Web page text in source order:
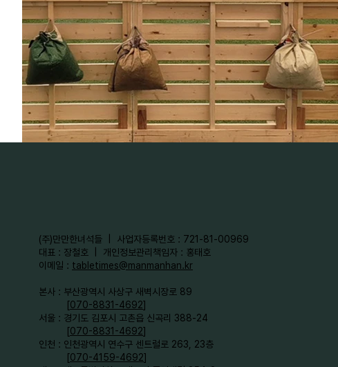
​(주)만만한녀석들 | 사업자등록번호 : 721-81-00969
대표 : 장철호 | 개인정보관리책임자 : 홍태호
이메일 : tabletimes@manmanhan.kr
본사 : 부산광역시 사상구 새벽시장로 89
[070-8831-4692]
서울 : 경기도 김포시 고촌읍 신곡리 388-24
[070-8831-4692]
인천 : 인천광역시 연수구 센트럴로 263, 23층
[070-4159-4692]​